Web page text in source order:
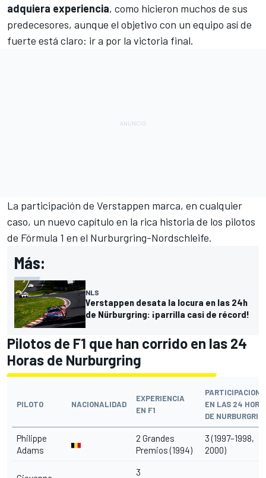
adquiera experiencia, como hicieron muchos de sus
predecesores, aunque el objetivo con un equipo así de
fuerte está claro: ir a por la victoria final.
La participación de Verstappen marca, en cualquier
caso, un nuevo capítulo en la rica historia de los pilotos
de Fórmula 1 en el Nurburgring-Nordschleife.
Más:
NLS
Verstappen desata la locura en las 24h
de Nürburgring: ¡parrilla casi de récord!
Pilotos de F1 que han corrido en las 24
Horas de Nurburgring
PILOTO NACIONALIDAD
EXPERIENCIA
EN F1
EN LAS 24
DE
Philippe
Adams
2 Grandes
Premios (1994)
3 (1997–1998,
2000)
3